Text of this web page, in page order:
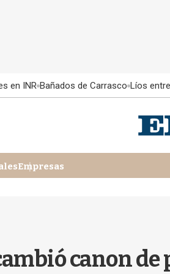
en INR Bañados de Carrasco Líos
Empresas
canon